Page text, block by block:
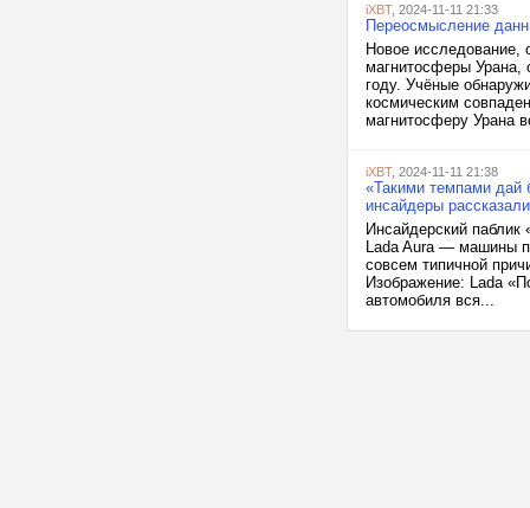
iXBT, 2024-11-11 21:33
Переосмысление
Новое исследование,
магнитосферы Урана,
году. Учёные
космическим
магнитосферу Урана
iXBT, 2024-11-11 21:38
«Такими темпами дай
инсайдеры
Инсайдерский
Lada Aura — машины
совсем типичной
Изображение: Lada
автомобиля вся...